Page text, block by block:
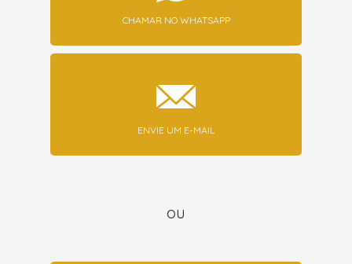
CHAMAR NO WHATSAPP
ENVIE UM E-MAIL
ou